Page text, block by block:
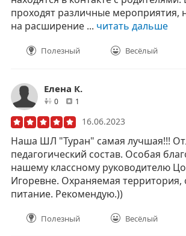
проходят различные мероприятия,
на расширение ... читать дальше
Полезный Весёлый
Елена К.
0друзей1
16.06.2023
Наша ШЛ "Туран" самая лучшая!!!
педагогический состав. Особая
нашему классному руководителю
Игоревне. Охраняемая территория,
питание. Рекомендую.))
Полезный Весёлый